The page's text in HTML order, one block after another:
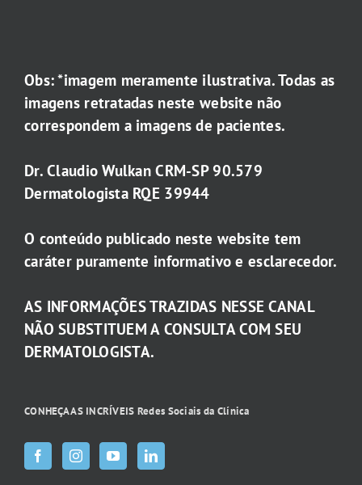
Obs: *imagem meramente ilustrativa. Todas as
imagens retratadas neste website não
correspondem a imagens de pacientes.
Dr. Claudio Wulkan CRM-SP 90.579
Dermatologista RQE 39944
O conteúdo publicado neste website tem
caráter puramente informativo e esclarecedor.
AS INFORMAÇÕES TRAZIDAS NESSE CANAL
NÃO SUBSTITUEM A CONSULTA COM SEU
DERMATOLOGISTA.
CONHEÇA AS INCRÍVEIS Redes Sociais da Clínica